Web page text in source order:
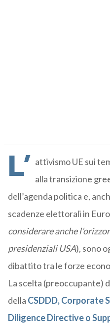
L’ attivismo UE sui
alla transizione
dell’agenda politica e,
scadenze elettorali in
considerare anche
presidenziali USA), sono
dibattito tra le forze
La scelta (preoccupante)
della CSDDD, Corporate
Diligence Directive o